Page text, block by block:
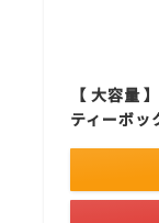
【 大容量
ティーボッ